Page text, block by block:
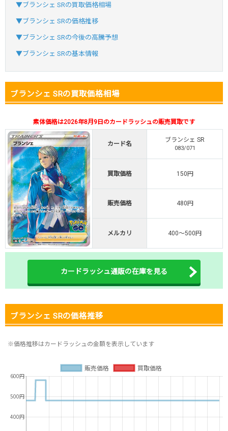
おりパンダ
・新規登録で6種類アド確解禁
SVGC7P
オリパスタジアム
・atone・ペイディ対応！
・新規登録で6種類アド確解禁
オリパスタジアム公式はこちら ＞
オリくじ
・新規登録で無料100連できる！
・初回購入は500coinが50円
TVCM記念！激熱イベント開催中
オリくじ公式はこちら ＞
TORAオリパ
・リリース1周年イベント開催中！
・新規登録で最大90%OFF
初回登録で4種類アド確解放
TORAオリパ公式はこちら ＞
▼ブランシェ SRの買取価格相場
▼ブランシェ SRの価格推移
▼ブランシェ SRの今後の高騰予想
▼ブランシェ SRの基本情報
ブランシェ SRの買取価格相場
素体価格は2026年8月9日のカードラッシュの販売買取です
カード名
ブランシェ SR
083/071
買取価格 150円
販売価格 480円
メルカリ 400～500円
カードラッシュ通販の在庫を見る
ブランシェ SRの価格推移
※価格推移はカードラッシュの金額を表示しています